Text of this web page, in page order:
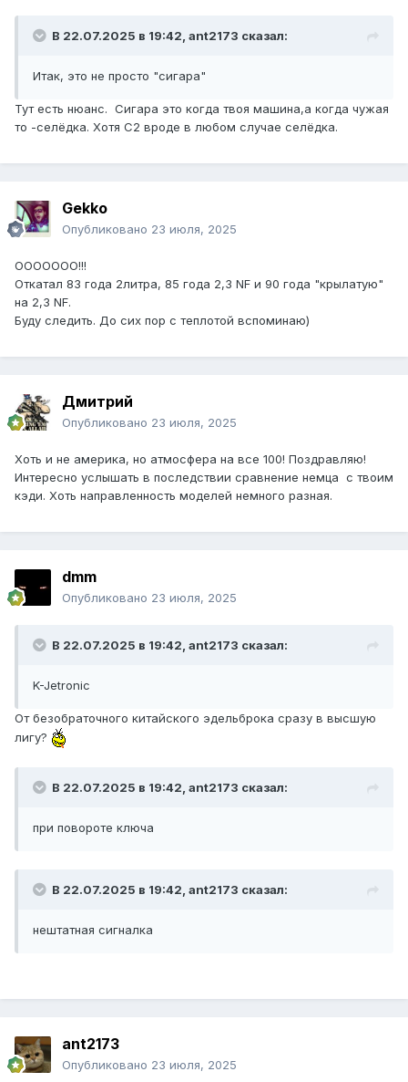
В 22.07.2025 в 19:42, ant2173 сказал:
Итак, это не просто "сигара"
Тут есть нюанс. Сигара это когда твоя машина,а когда чужая
то -селёдка. Хотя С2 вроде в любом случае селёдка.
Gekko
Опубликовано 23 июля, 2025
ООООООО!!!
Откатал 83 года 2литра, 85 года 2,3 NF и 90 года "крылатую"
на 2,3 NF.
Буду следить. До сих пор с теплотой вспоминаю)
Дмитрий
Опубликовано 23 июля, 2025
Хоть и не америка, но атмосфера на все 100! Поздравляю!
Интересно услышать в последствии сравнение немца с твоим
кэди. Хоть направленность моделей немного разная.
dmm
Опубликовано 23 июля, 2025
В 22.07.2025 в 19:42, ant2173 сказал:
K-Jetronic
От безобраточного китайского эдельброка сразу в высшую
лигу?
В 22.07.2025 в 19:42, ant2173 сказал:
при повороте ключа
В 22.07.2025 в 19:42, ant2173 сказал:
нештатная сигналка
ant2173
Опубликовано 23 июля, 2025